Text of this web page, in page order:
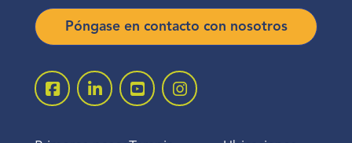
Póngase en contacto con nosotros